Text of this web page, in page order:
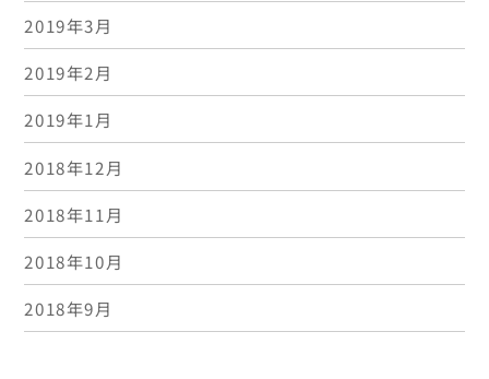
2019年3月
2019年2月
2019年1月
2018年12月
2018年11月
2018年10月
2018年9月